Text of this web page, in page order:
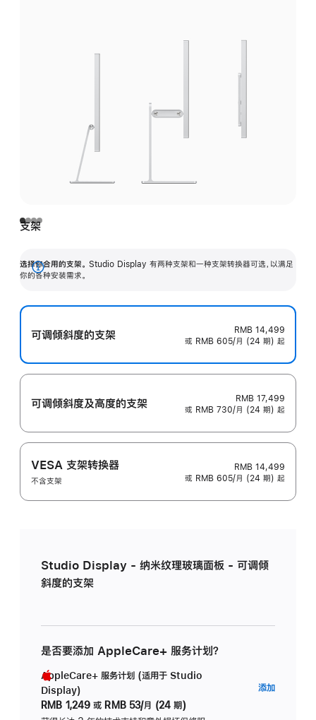
支架
选择你合用的支架。 Studio Display 有两种支架和一种支架转换器可选，以满足
你的各种安装需求。
展
可调倾斜度的支架
RMB 14,499
或 RMB 605/月 (24 期) 起
可调倾斜度及高‍度的支‍架
RMB 17,499
或 RMB 730/月 (24 期) 起
VESA 支架转换器
不含支架
RMB 14,499
或 RMB 605/月 (24 期) 起
Studio Display - 纳米纹理玻璃面板 - 可调倾
斜度的支架
是否要添加 AppleCare+ 服务计划？
AppleCare+ 服务计划 (适用于 Studio
Display)
RMB 1,249 或 RMB 53/月 (24 期)
添加